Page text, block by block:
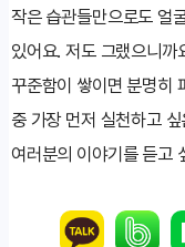
작은 습관들만으로도 얼
있어요. 저도 그랬으니까
꾸준함이 쌓이면 분명히
중 가장 먼저 실천하고
여러분의 이야기를 듣고